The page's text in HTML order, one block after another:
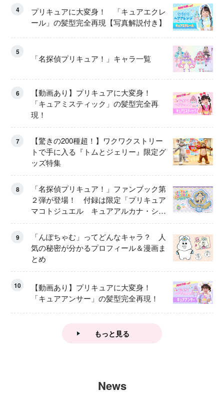
4
プリキュアに大変身！ 「キュアエクレ
ール」の髪型完全再現【写真解説付き】
5
「名探偵プリキュア！」キャラ一覧
6
【動画あり】プリキュアに大変身！
「キュアミスティック」の髪型完全再
現！
7
【驚きの200種超！】ワクワクストリー
トで手に入る『トムとジェリー』限定グ
ッズ特集
8
「名探偵プリキュア！」ファンブック第
２弾が登場！ 付録は限定「プリキュア
マコトジュエル キュアアルカナ・シャ
ドウ アイスver.」 キュアエクレールを
大特集！
9
「んぽちゃむ」ってどんなキャラ？ 人
気の秘密が分かるプロフィール＆漫画ま
とめ
10
【動画あり】プリキュアに大変身！
「キュアアンサー」の髪型完全再現！
もっと見る
News